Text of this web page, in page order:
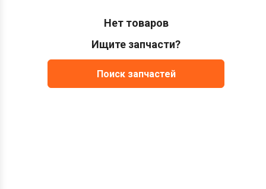
Нет товаров
Ищите запчасти?
Поиск запчастей